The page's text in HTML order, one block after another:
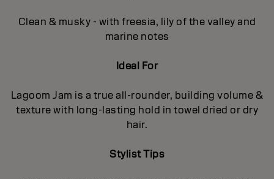
Clean & musky - with freesia, lily of the valley and
marine notes
Ideal For
Lagoom Jam is a true all-rounder, building volume &
texture with long-lasting hold in towel dried or dry
hair.
Stylist Tips